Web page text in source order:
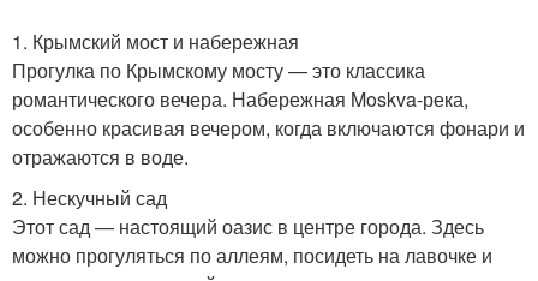
1. Крымский мост и набережная
Прогулка по Крымскому мосту — это классика
романтического вечера. Набережная Moskva-река,
особенно красивая вечером, когда включаются фонари и
отражаются в воде.
2. Нескучный сад
Этот сад — настоящий оазис в центре города. Здесь
можно прогуляться по аллеям, посидеть на лавочке и